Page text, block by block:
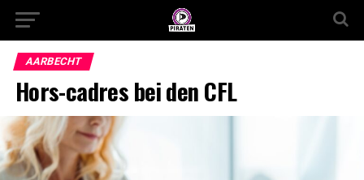
AARBECHT
Hors-cadres bei den CFL